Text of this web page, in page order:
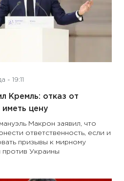
- 19:11
Кремль: отказ от
цену
Макрон заявил, что
ответственность, если и
призывы к мирному
Украины